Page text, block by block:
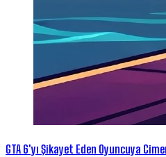
GTA 6'yı Şikayet Eden Oyuncuya